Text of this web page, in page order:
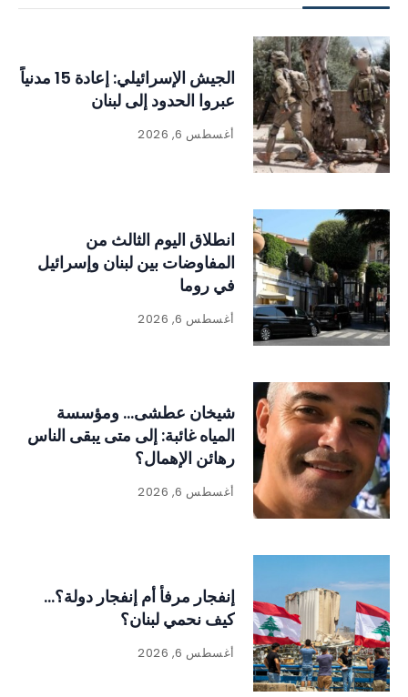
الجيش الإسرائيلي: إعادة 15 مدنياً
عبروا الحدود إلى لبنان
أغسطس 6, 2026
انطلاق اليوم الثالث من
المفاوضات بين لبنان وإسرائيل
في روما
أغسطس 6, 2026
شيخان عطشى… ومؤسسة
المياه غائبة: إلى متى يبقى الناس
رهائن الإهمال؟
أغسطس 6, 2026
إنفجار مرفأ أم إنفجار دولة؟…
كيف نحمي لبنان؟
أغسطس 6, 2026